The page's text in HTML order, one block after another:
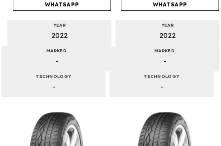
WHATSAPP
YEAR
2022
MARKED
-
TECHNOLOGY
-
WHATSAPP
YEAR
2022
MARKED
-
TECHNOLOGY
-